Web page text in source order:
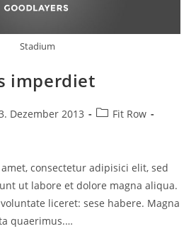
Stadium
imperdiet
Dezember 2013
Beitrags-
Fit Row
consectetur adipisici elit, sed
ut labore et dolore magna aliqua.
liceret: sese habere. Magna
quaerimus.…